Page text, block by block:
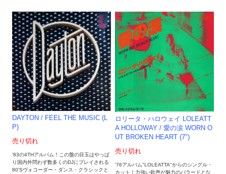
DAYTON / FEEL THE MUSIC (L
P)
売り切れ
'83の4THアルバム！この盤の目玉はやっぱ
り国内外問わず数多くのDJにプレイされる
80'Sヴォコーダー・ダンス・クラシックと
ロリータ・ハロウェイ LOLEATT
A HOLLOWAY / 愛の涙 WORN O
UT BROKEN HEART (7")
売り切れ
'76アルバム"LOLEATTA"からのシングル・
カット！力強い歌声が魅力のバラードとな